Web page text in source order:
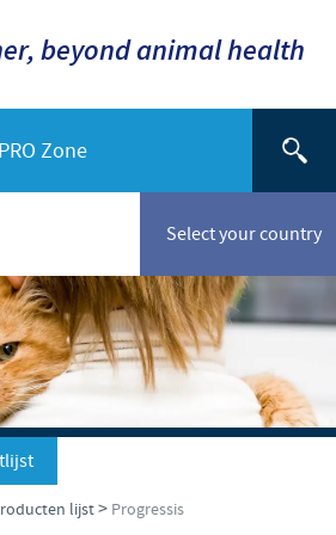
beyond animal health
PRO Zone
Select your country
lijst> Progressis